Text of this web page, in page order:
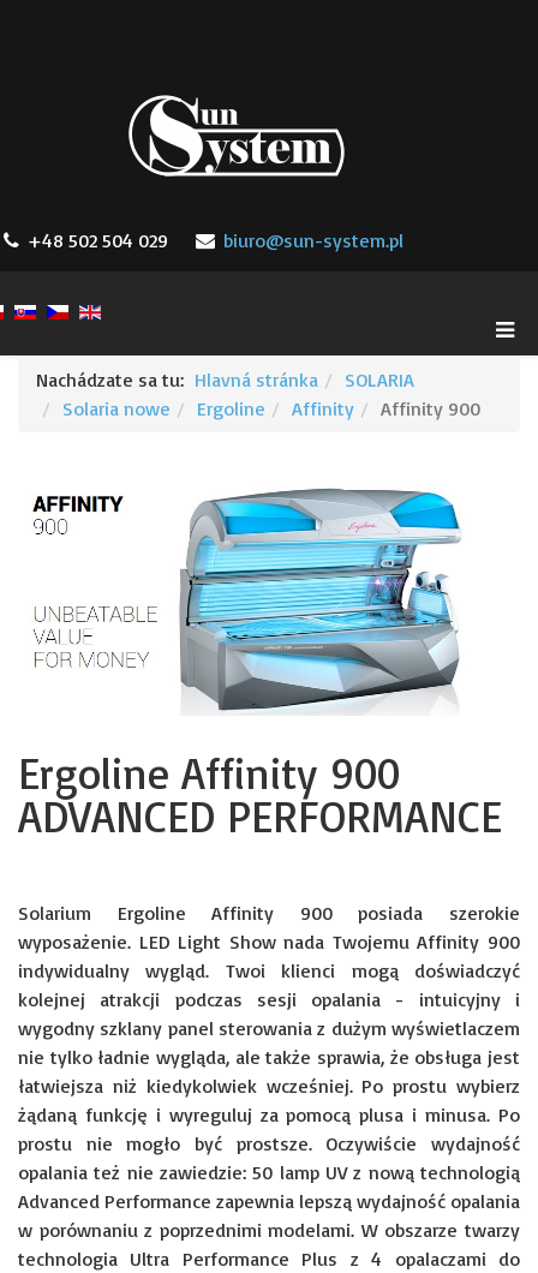
+48 502 504 029 biuro@sun-system.pl
Nachádzate sa tu: Hlavná stránka
SOLARIA
Solaria nowe
Ergoline Affinity Affinity 900
Ergoline Affinity 900
ADVANCED PERFORMANCE
Solarium Ergoline Affinity 900 posiada szerokie
wyposażenie. LED Light Show nada Twojemu Affinity 900
indywidualny wygląd. Twoi klienci mogą doświadczyć
kolejnej atrakcji podczas sesji opalania - intuicyjny i
wygodny szklany panel sterowania z dużym wyświetlaczem
nie tylko ładnie wygląda, ale także sprawia, że ​​obsługa jest
łatwiejsza niż kiedykolwiek wcześniej. Po prostu wybierz
żądaną funkcję i wyreguluj za pomocą plusa i minusa. Po
prostu nie mogło być prostsze. Oczywiście wydajność
opalania też nie zawiedzie: 50 lamp UV z nową technologią
Advanced Performance zapewnia lepszą wydajność opalania
w porównaniu z poprzednimi modelami. W obszarze twarzy
technologia Ultra Performance Plus z 4 opalaczami do